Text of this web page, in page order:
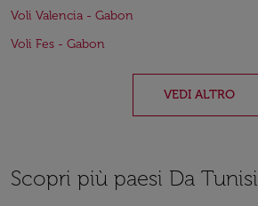
Voli Valencia - Gabon
Voli Fes - Gabon
VEDI ALTRO
Scopri più paesi Da Tunisi